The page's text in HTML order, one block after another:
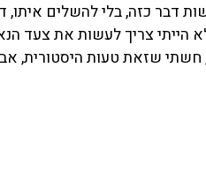
לעשות דבר כזה, בלי להשלים איתו,
צריך לעשות את צעד
שזאת טעות היסטורית,